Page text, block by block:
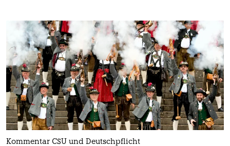
Kommentar CSU und Deutschpflicht